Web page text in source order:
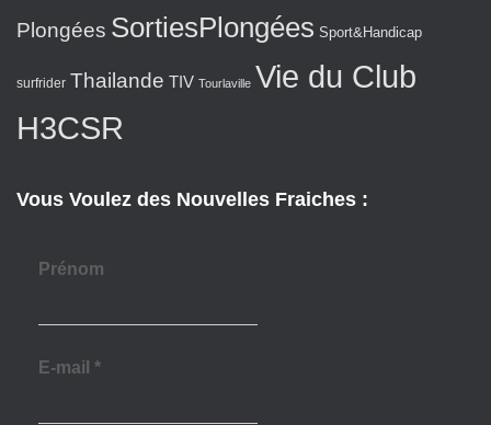
Plongées SortiesPlongées Sport&Handicap
surfrider Thailande TIV Tourlaville Vie du Club
H3CSR
Vous Voulez des Nouvelles Fraiches :
Prénom
E-mail *